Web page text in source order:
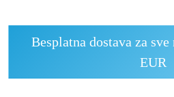
Besplatna dostava za
EUR